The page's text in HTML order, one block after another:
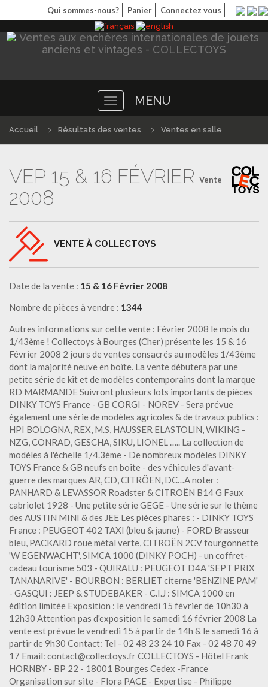
Qui sommes-nous? Panier Connectez vous
Toggle
navigation
MENU
Accueil Résultats des ventes Ventes en salle
Vente
VEP 15 & 16 FÉVRIER
2008
VENTE À COLLECTOYS
Date de la vente : 15 & 16 Février 2008
Nombre de pièces à vendre : 1344
Autres informations sur cette vente : Février 2008 le mois du
1/43ème ! Collectoys à Bourges (Cher) présente les 15 & 16
Février 2008 2 jours de ventes consacrés au modèles 1/43ème
dont la majorité neuve en boîte. La vente débutera par une
petite série de kit et de modèles contemporains dont la marque
RD MARMANDE Suivront plusieurs lots importants de pièces
DINKY TOYS France - GB CORGI - NOREV - Sera prévue
également une série de modèles agricoles & de travaux publics :
HPI BOLOGNA, REX, M.S, HAUSSER ELASTOLIN, WIKING -
NZG, CONRAD, GESCHA, SIKU, LIONEL ….. La collection de
modèles à l'échelle 1/4.3ème - De nombreux modèles DINKY
TOYS France & GB neufs en boîte - des véhicules d'avant-
guerre des marques AR, CD, CITRÖEN, DC…A noter :
PANHARD & LEVASSOR Roadster & CITROËN B14 G Faux
cabriolet 1928 - Une petite série GEGE - Une série sur le thème
des AUSTIN MINI & des JEE Les pièces phares : - DINKY TOYS
France : PEUGEOT 402 TAXI (bleu & jaune) - FORD Brasseur
bleu, PACKARD roue métal verte, CITROËN 2CV fourgonnette
'W EGENWACHT', SIMCA 1000 (DINKY POCH) - un coffret-
cadeau tourisme 503 - QUIRALU : PEUGEOT D4A 'SEPT PRIX
TANANARIVE' - BOURBON : BERLIET citerne 'BENZINE PAM'
- GASQUI : JEEP & STUDEBAKER - C.I.J : SIMCA 1000 en
édition limitée Exposition : le vendredi 15 février de 10h30 à
12h30 Attention pas d'exposition le samedi 16 février 2008 La
vente est prévue le vendredi 15 à partir de 14h & le samedi 16 à
partir de 9h30 Contact: Tel - 02 48 23 24 10 Fax - 02 48 70 49
17 Email: contact@collectoys.fr COLLECTOYS - Hôtel Frank
HORNBY - BP 22 - 18001 Bourges Cedex -France
Organisation sur site - Flora PACE - Expertise - Philippe